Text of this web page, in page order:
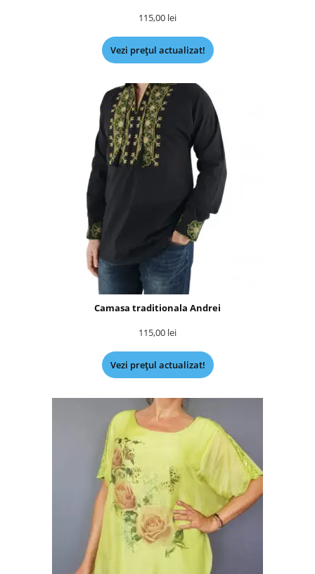
115,00 lei
Vezi prețul actualizat!
Camasa traditionala Andrei
115,00 lei
Vezi prețul actualizat!